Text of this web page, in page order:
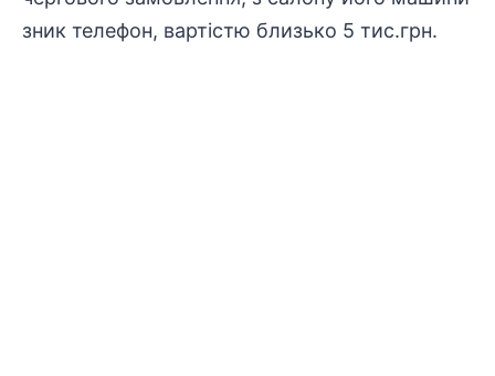
зник телефон, вартістю близько 5 тис.грн.